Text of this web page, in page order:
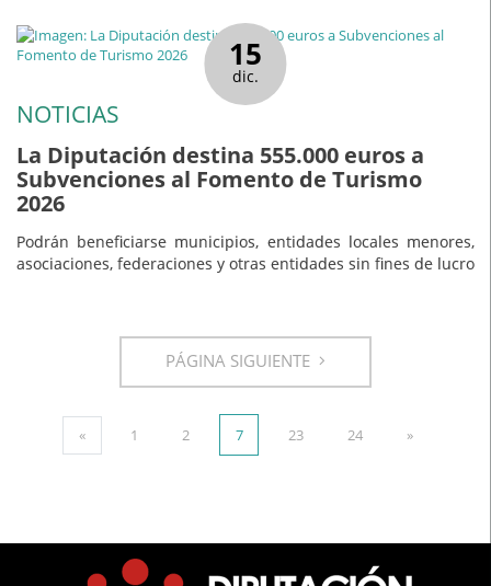
15
dic.
NOTICIAS
La Diputación destina 555.000 euros a
Subvenciones al Fomento de Turismo
2026
Podrán beneficiarse municipios, entidades locales menores,
asociaciones, federaciones y otras entidades sin fines de lucro
PÁGINA SIGUIENTE
« 1 2 7 23 24 »